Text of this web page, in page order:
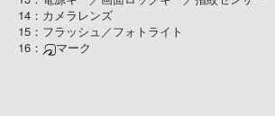
14：カメラレンズ
15：フラッシュ／フォトライト
16：
マーク